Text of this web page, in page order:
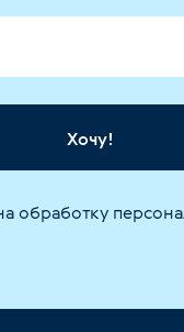
Хочу!
обработку